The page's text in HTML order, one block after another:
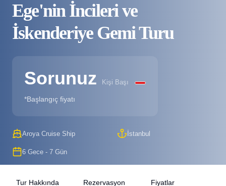
Ege'nin İncileri ve
İskenderiye Gemi Turu
Sorunuz Kişi Başı
*Başlangıç fiyatı
Aroya Cruise Ship İstanbul
6 Gece - 7 Gün
Tur Hakkında Rezervasyon Fiyatlar